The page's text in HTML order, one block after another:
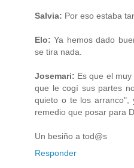
Salvia: Por eso estaba
Elo: Ya hemos dado
se tira nada.
Josemari: Es que el
que le cogí sus partes
quieto o te los arranco",
remedio que posar para
Un besiño a tod@s
Responder